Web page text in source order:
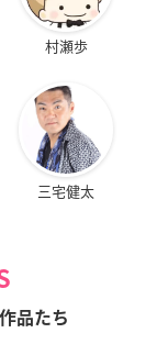
村瀬歩
三宅健太
品たち